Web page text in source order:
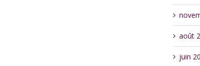
août
juin